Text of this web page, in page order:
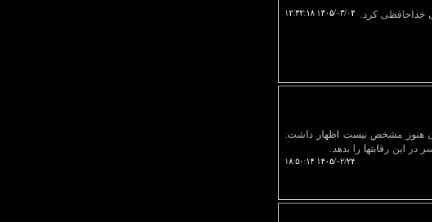
خداحافظی کرد. ۱۴۰۵/۰۳/۰۴ ۱۲:۴۲:۱۸
هنوز مشخص نیست اظهار داشت:
این رقابتها را بدهد.
۱۴۰۵/۰۲/۲۴ ۱۸:۵۰:۱۴